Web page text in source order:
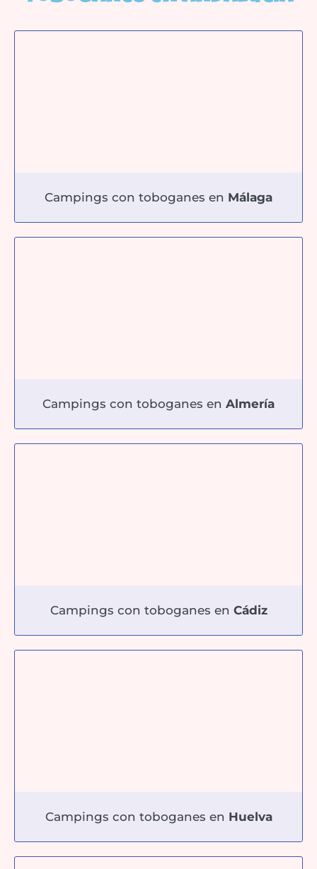
Campings con toboganes en Málaga
Campings con toboganes en Almería
Campings con toboganes en Cádiz
Campings con toboganes en Huelva